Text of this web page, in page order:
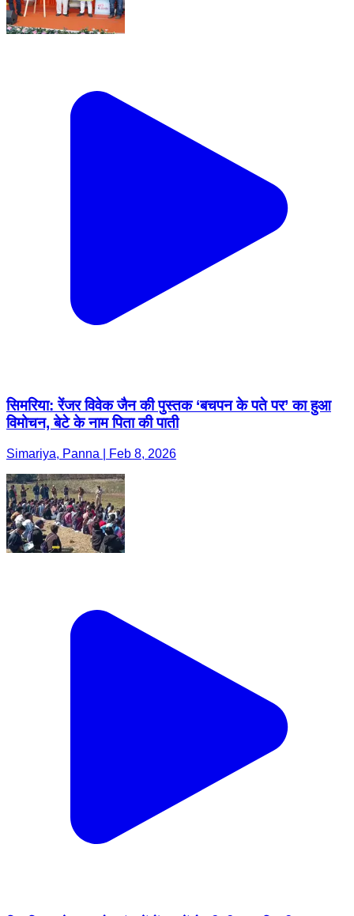
सिमरिया: रेंजर विवेक जैन की पुस्तक ‘बचपन के पते पर’ का हुआ
विमोचन, बेटे के नाम पिता की पाती
Simariya, Panna | Feb 8, 2026